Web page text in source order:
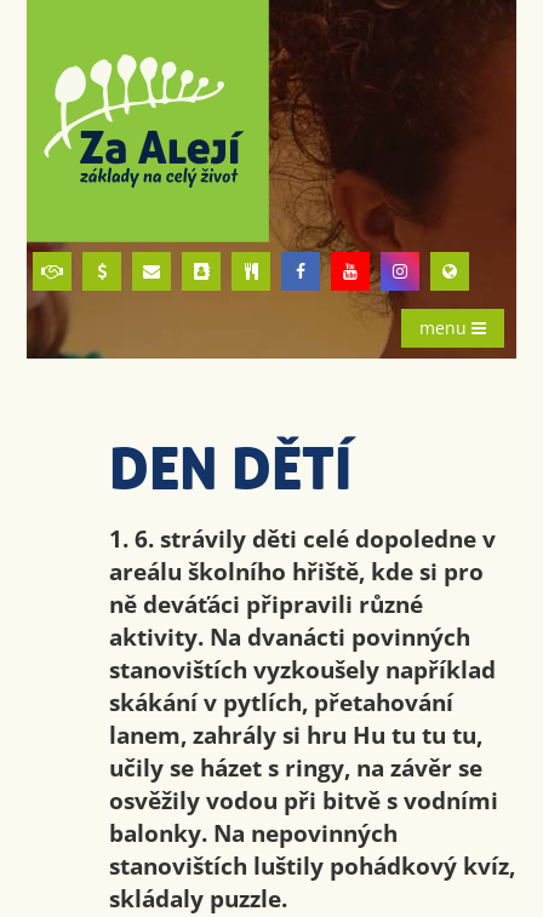
menu
DEN DĚTÍ
1. 6. strávily děti celé dopoledne v
areálu školního hřiště, kde si pro
ně deváťáci připravili různé
aktivity. Na dvanácti povinných
stanovištích vyzkoušely například
skákání v pytlích, přetahování
lanem, zahrály si hru Hu tu tu tu,
učily se házet s ringy, na závěr se
osvěžily vodou při bitvě s vodními
balonky. Na nepovinných
stanovištích luštily pohádkový kvíz,
skládaly puzzle.